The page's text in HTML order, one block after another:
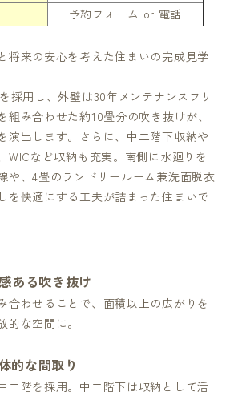
予約フォーム or 電話
将来の安心を考えた住まいの完成見学
採用し、外壁は30年メンテナンスフリ
組み合わせた約10畳分の吹き抜けが、
演出します。さらに、中二階下収納や
WICなど収納も充実。南側に水廻りを
や、4畳のランドリールーム兼洗面脱衣
を快適にする工夫が詰まった住まいで
ある吹き抜け
合わせることで、面積以上の広がりを
な空間に。
的な間取り
二階を採用。中二階下は収納として活